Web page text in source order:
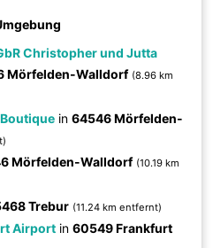
Christopher und Jutta
Mörfelden-Walldorf (8.96 km
in64546 Mörfelden-
Mörfelden-Walldorf (10.19 km
Trebur (11.24 km entfernt)
Airport in60549 Frankfurt